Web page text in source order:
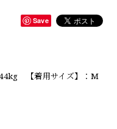
Save
【着用サイズ】：M